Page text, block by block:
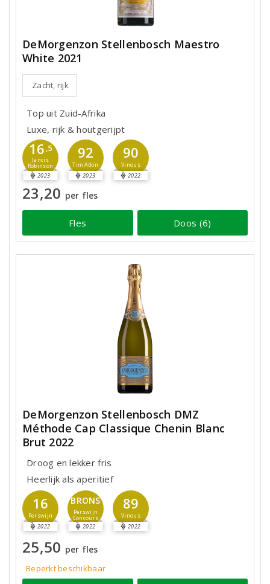
DeMorgenzon Stellenbosch Maestro
White 2021
Zacht, rijk
Top uit Zuid-Afrika
Luxe, rijk & houtgerijpt
16 ,5
Jancis
Robinson
2023
92
Tim Atkin
2023
90
Vinous
2022
23,20 per fles
Fles Doos (6)
DeMorgenzon Stellenbosch DMZ
Méthode Cap Classique Chenin Blanc
Brut 2022
Droog en lekker fris
Heerlijk als aperitief
16
Perswijn
2022
BRONS
Perswijn
Concours
2022
89
Vinous
2022
25,50 per fles
Beperkt beschikbaar